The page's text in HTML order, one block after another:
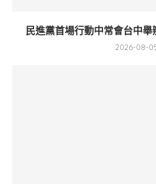
民進黨首場行動中常會台中
2026-08-